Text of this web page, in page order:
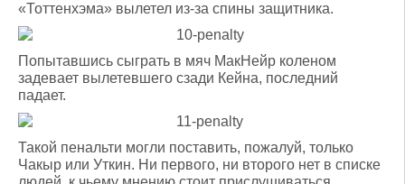
«Тоттенхэма» вылетел из-за спины защитника.
Попытавшись сыграть в мяч МакНейр коленом
задевает вылетевшего сзади Кейна, последний
падает.
Такой пенальти могли поставить, пожалуй, только
Чакыр или Уткин. Ни первого, ни второго нет в списке